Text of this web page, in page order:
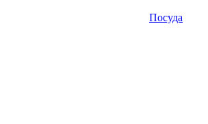
Посуда